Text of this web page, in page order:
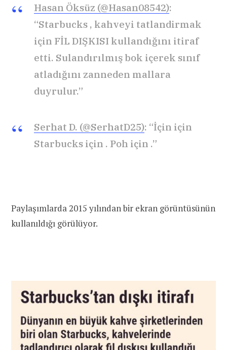
Hasan Öksüz (@Hasan08542):
“Starbucks , kahveyi tatlandirmak
için FİL DIŞKISI kullandığını itiraf
etti. Sulandırılmış bok içerek sınıf
atladığını zanneden mallara
duyrulur.”
Serhat D. (@SerhatD25): “İçin için
Starbucks için . Poh için .”
Paylaşımlarda 2015 yılından bir ekran görüntüsünün
kullanıldığı görülüyor.